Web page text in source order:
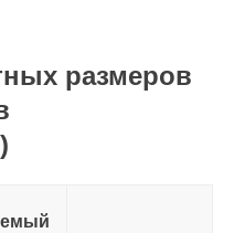
размеров